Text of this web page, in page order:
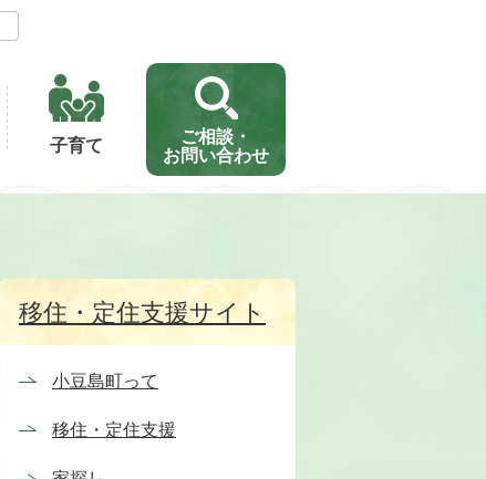
子育て
ご相談・
お問い合わせ
移住・定住支援サイト
小豆島町って
移住・定住支援